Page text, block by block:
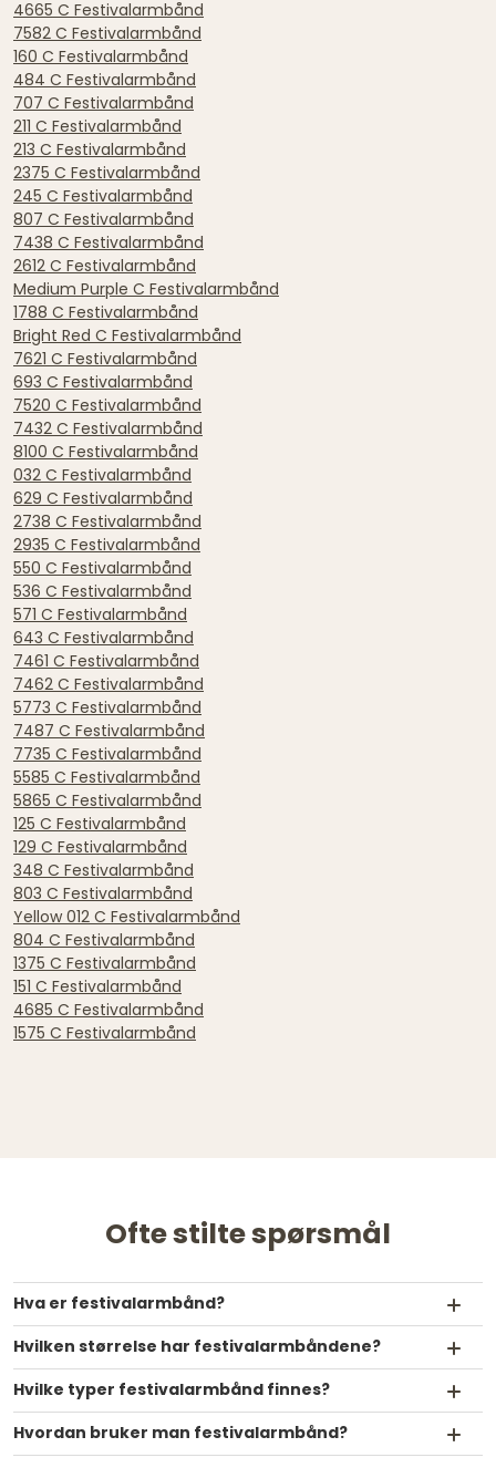
4665 C Festivalarmbånd
7582 C Festivalarmbånd
160 C Festivalarmbånd
484 C Festivalarmbånd
707 C Festivalarmbånd
211 C Festivalarmbånd
213 C Festivalarmbånd
2375 C Festivalarmbånd
245 C Festivalarmbånd
807 C Festivalarmbånd
7438 C Festivalarmbånd
2612 C Festivalarmbånd
Medium Purple C Festivalarmbånd
1788 C Festivalarmbånd
Bright Red C Festivalarmbånd
7621 C Festivalarmbånd
693 C Festivalarmbånd
7520 C Festivalarmbånd
7432 C Festivalarmbånd
8100 C Festivalarmbånd
032 C Festivalarmbånd
629 C Festivalarmbånd
2738 C Festivalarmbånd
2935 C Festivalarmbånd
550 C Festivalarmbånd
536 C Festivalarmbånd
571 C Festivalarmbånd
643 C Festivalarmbånd
7461 C Festivalarmbånd
7462 C Festivalarmbånd
5773 C Festivalarmbånd
7487 C Festivalarmbånd
7735 C Festivalarmbånd
5585 C Festivalarmbånd
5865 C Festivalarmbånd
125 C Festivalarmbånd
129 C Festivalarmbånd
348 C Festivalarmbånd
803 C Festivalarmbånd
Yellow 012 C Festivalarmbånd
804 C Festivalarmbånd
1375 C Festivalarmbånd
151 C Festivalarmbånd
4685 C Festivalarmbånd
1575 C Festivalarmbånd
Ofte stilte spørsmål
Hva er festivalarmbånd?
Hvilken størrelse har festivalarmbåndene?
Hvilke typer festivalarmbånd finnes?
Hvordan bruker man festivalarmbånd?